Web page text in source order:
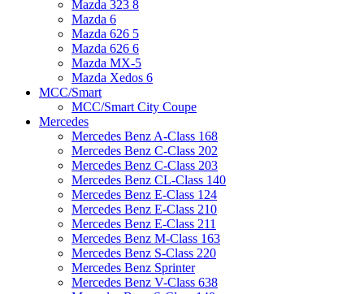
Mazda 323 8
Mazda 6
Mazda 626 5
Mazda 626 6
Mazda MX-5
Mazda Xedos 6
MCC/Smart
MCC/Smart City Coupe
Mercedes
Mercedes Benz A-Class 168
Mercedes Benz C-Class 202
Mercedes Benz C-Class 203
Mercedes Benz CL-Class 140
Mercedes Benz E-Class 124
Mercedes Benz E-Class 210
Mercedes Benz E-Class 211
Mercedes Benz M-Class 163
Mercedes Benz S-Class 220
Mercedes Benz Sprinter
Mercedes Benz V-Class 638